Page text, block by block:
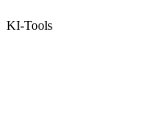
KI-Tools